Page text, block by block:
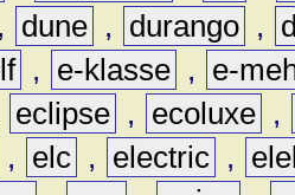
, dune , durango ,
, e-klasse ,
e-
eclipse , ecoluxe ,
, elc , electric ,